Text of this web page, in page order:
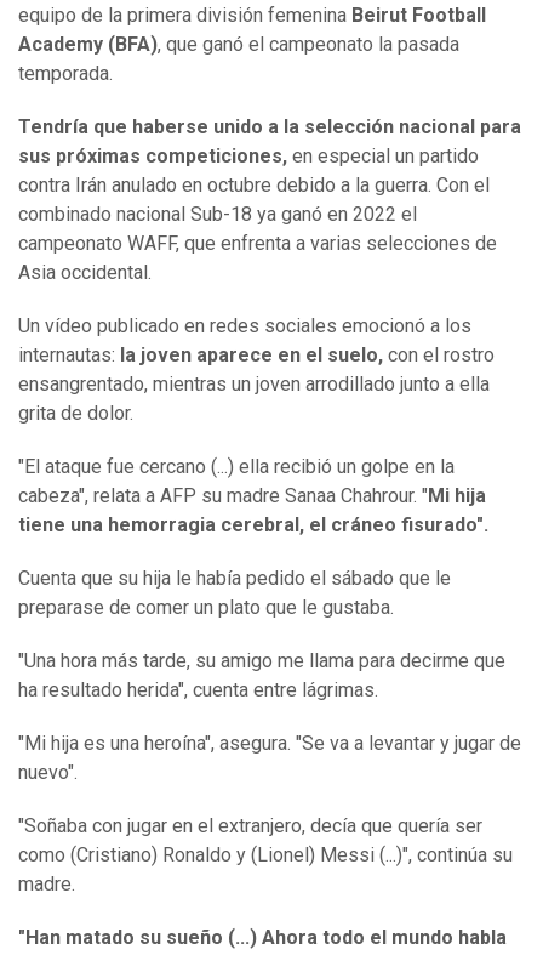
equipo de la primera división femenina Beirut Football
Academy (BFA), que ganó el campeonato la pasada
temporada.
Tendría que haberse unido a la selección nacional para
sus próximas competiciones, en especial un partido
contra Irán anulado en octubre debido a la guerra. Con el
combinado nacional Sub-18 ya ganó en 2022 el
campeonato WAFF, que enfrenta a varias selecciones de
Asia occidental.
Un vídeo publicado en redes sociales emocionó a los
internautas: la joven aparece en el suelo, con el rostro
ensangrentado, mientras un joven arrodillado junto a ella
grita de dolor.
"El ataque fue cercano (...) ella recibió un golpe en la
cabeza", relata a AFP su madre Sanaa Chahrour. " Mi hija
tiene una hemorragia cerebral, el cráneo fisurado".
Cuenta que su hija le había pedido el sábado que le
preparase de comer un plato que le gustaba.
"Una hora más tarde, su amigo me llama para decirme que
ha resultado herida", cuenta entre lágrimas.
"Mi hija es una heroína", asegura. "Se va a levantar y jugar de
nuevo".
"Soñaba con jugar en el extranjero, decía que quería ser
como (Cristiano) Ronaldo y (Lionel) Messi (...)", continúa su
madre.
"Han matado su sueño (...) Ahora todo el mundo habla